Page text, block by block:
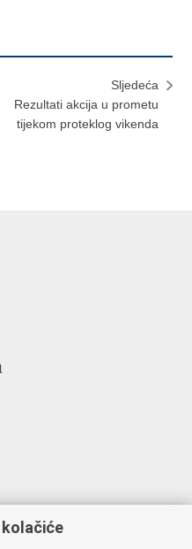
Sljedeća
Rezultati akcija u prometu
tijekom proteklog vikenda